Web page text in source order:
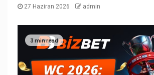
27 Haziran 2026 admin
3 min read